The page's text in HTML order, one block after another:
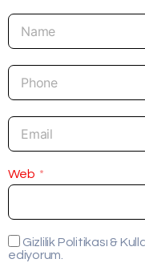
Web
Gizlilik Politikası &
ediyorum.